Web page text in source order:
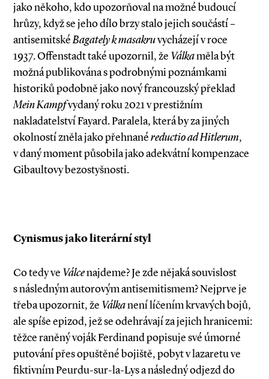
jako někoho, kdo upozorňoval na možné budoucí
hrůzy, když se jeho dílo brzy stalo jejich součástí –
antisemitskéBagately k masakruvycházejí v roce
1937. Offenstadt také upozornil, že Válkaměla být
možná publikována s podrobnými poznámkami
historiků podobně jako nový francouzský překlad
Mein Kampfvydaný roku 2021 v prestižním
nakladatelství ­Fayard. Paralela, která by za jiných
okolností zněla jako přehnanéreductio ad Hitlerum,
v daný moment působila jako adekvátní kompenzace
Gibaultovy bezostyšnosti.
Cynismus jako literární styl
Co tedy ve Válcenajdeme? Je zde nějaká souvislost
s následným autorovým antisemitismem? Nejprve je
třeba upozornit, že Válkanení líčením krvavých bojů,
ale spíše epizod, jež se odehrávají za jejich hranicemi:
těžce raněný voják Ferdinand popisuje své úmorné
putování přes opuštěné bojiště, pobyt v lazaretu ve
fiktivním Peurdu­-sur­-la­-Lys a následný odjezd do